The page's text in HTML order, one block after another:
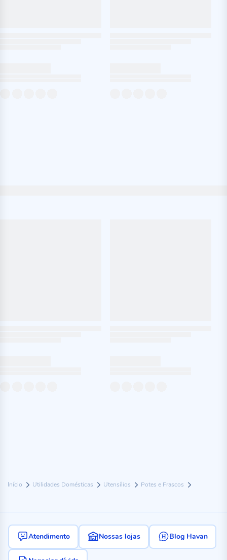
Início Utilidades Domésticas Utensílios Potes e Frascos
Atendimento Nossas lojas Blog Havan